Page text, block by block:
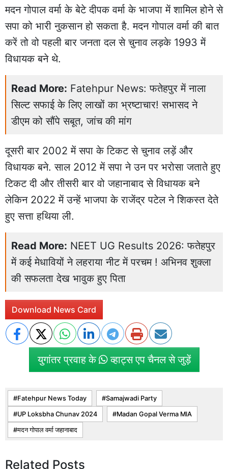
मदन गोपाल वर्मा के बेटे दीपक वर्मा के भाजपा में शामिल होने से
सपा को भारी नुकसान हो सकता है. मदन गोपाल वर्मा की बात
करें तो वो पहली बार जनता दल से चुनाव लड़के 1993 में
विधायक बने थे.
Read More: Fatehpur News: फतेहपुर में नाला
सिल्ट सफाई के लिए लाखों का भ्रष्टाचार! सभासद ने
डीएम को सौंपे सबूत, जांच की मांग
दूसरी बार 2002 में सपा के टिकट से चुनाव लड़ें और
विधायक बने. साल 2012 में सपा ने उन पर भरोसा जताते हुए
टिकट दी और तीसरी बार वो जहानाबाद से विधायक बने
लेकिन 2022 में उन्हें भाजपा के राजेंद्र पटेल ने शिकस्त देते
हुए सत्ता हथिया ली.
Read More: NEET UG Results 2026: फतेहपुर
में कई मेधावियों ने लहराया नीट में परचम ! अभिनव शुक्ला
की सफलता देख भावुक हुए पिता
Download News Card
युगांतर प्रवाह के व्हाट्स एप चैनल से जुड़ें
Fatehpur News Today Samajwadi Party
UP Loksbha Chunav 2024 Madan Gopal Verma MlA
मदन गोपाल वर्मा जहानाबाद
Related Posts